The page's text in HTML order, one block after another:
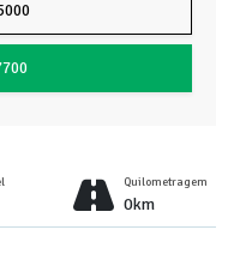
Quilometragem
0km